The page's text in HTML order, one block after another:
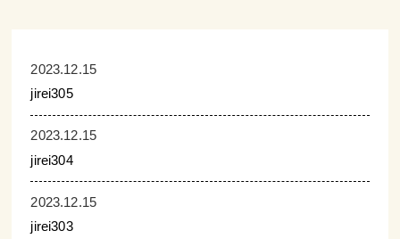
2023.12.15
jirei305
2023.12.15
jirei304
2023.12.15
jirei303